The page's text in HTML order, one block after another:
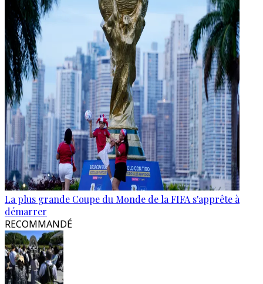
La plus grande Coupe du Monde de la FIFA s'apprête à
démarrer
RECOMMANDÉ